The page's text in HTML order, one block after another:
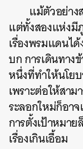
แม้ตัวอย่าง
แต่ทั้งสองแห่งมี
เรื่องพรมแดนไ
บก การเดินทา
หนึ่งที่ทำให้นโย
เพราะต่อให้สา
ระลอกใหม่ก็อา
การตั้งเป้าหมา
เรื่องเกินเอื้อม